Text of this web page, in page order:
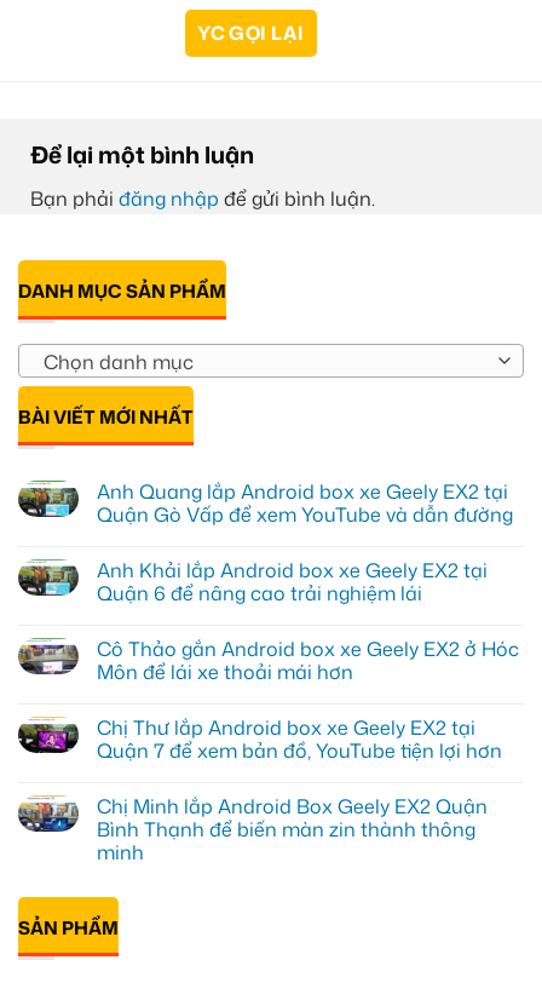
Để lại một bình luận
Bạn phải đăng nhập để gửi bình luận.
DANH MỤC SẢN PHẨM
Chọn danh mục
BÀI VIẾT MỚI NHẤT
Anh Quang lắp Android box xe Geely EX2 tại
Quận Gò Vấp để xem YouTube và dẫn đường
bình
luận
ở
lắp
Android
box
EX2
tại
Quận
để
xem
YouTube
và
Anh Khải lắp Android box xe Geely EX2 tại
Quận 6 để nâng cao trải nghiệm lái
bình
luận
ở
lắp
Android
box
EX2
tại
Quận
6
cao
trải
nghiệm
Cô Thảo gắn Android box xe Geely EX2 ở Hóc
Môn để lái xe thoải mái hơn
bình
luận
ở
gắn
Android
box
xe
ở
Hóc
Môn
Chị Thư lắp Android box xe Geely EX2 tại
Quận 7 để xem bản đồ, YouTube tiện lợi hơn
bình
luận
ở
Chị
Android
box
xe
Chị Minh lắp Android Box Geely EX2 Quận
Bình Thạnh để biến màn zin thành thông
minh
có
luận
ở
Chị
SẢN PHẨM